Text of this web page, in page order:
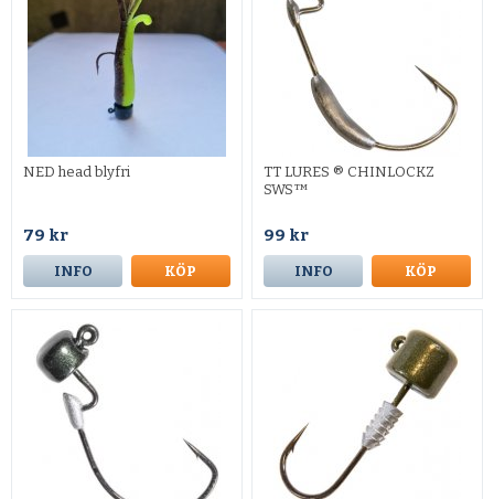
NED head blyfri
79 kr
INFO KÖP
TT LURES ® CHINLOCKZ
SWS™
99 kr
INFO KÖP